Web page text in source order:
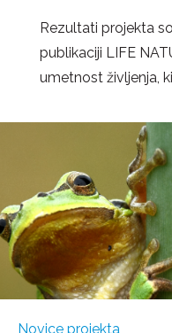
Rezultati projekta
publikaciji LIFE
umetnost življenja,
Novice projekta